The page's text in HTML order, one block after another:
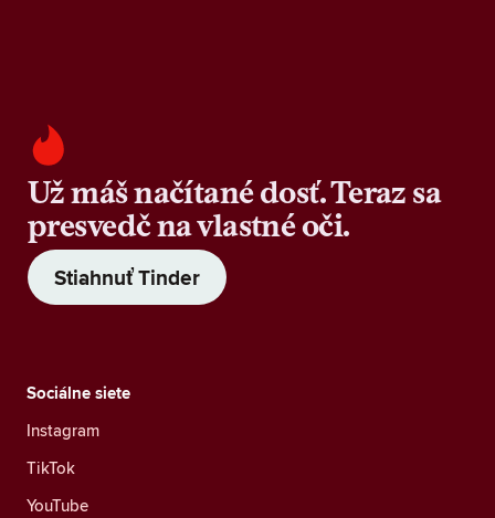
Už máš načítané dosť. Teraz sa
presvedč na vlastné oči.
Stiahnuť Tinder
Sociálne siete
Instagram
TikTok
YouTube